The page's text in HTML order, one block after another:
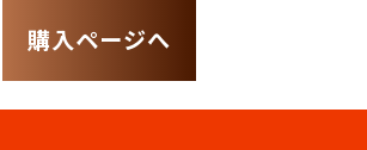
購入ページへ